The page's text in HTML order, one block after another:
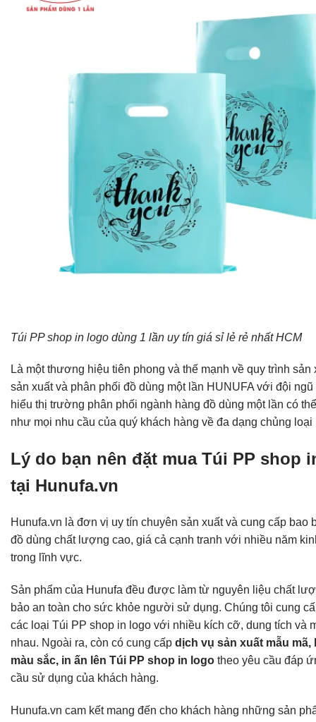
Túi PP shop in logo dùng 1 lần uy tín giá sỉ lẻ rẻ nhất HCM
Là một thương hiệu tiên phong và thế mạnh về quy trình sản
sản xuất và phân phối đồ dùng một lần HUNUFA với đội
hiểu thị trường phân phối ngành hàng đồ dùng một lần có
như mọi nhu cầu của quý khách hàng về đa dạng chủng loại
Lý do bạn nên đặt mua Túi PP shop
tại Hunufa.vn
Hunufa.vn là đơn vị uy tín chuyên sản xuất và cung cấp bao
đồ dùng chất lượng cao, giá cả cạnh tranh với nhiều năm
trong lĩnh vực.
Sản phẩm của Hunufa đều được làm từ nguyên liệu chất
bảo an toàn cho sức khỏe người sử dụng. Chúng tôi cung
các loại Túi PP shop in logo với nhiều kích cỡ, dung tích và
nhau. Ngoài ra, còn có cung cấp dịch vụ sản xuất mẫu
màu sắc, in ấn lên Túi PP shop in logo theo yêu cầu đáp
cầu sử dụng của khách hàng.
Hunufa.vn cam kết mang đến cho khách hàng những sản